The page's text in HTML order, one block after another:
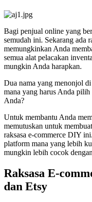
Bagi penjual online yang
semudah ini. Sekarang ada
memungkinkan Anda
semua alat pelacakan
mungkin Anda harapkan.
Dua nama yang menonjol
mana yang harus Anda
Anda?
Untuk membantu Anda
memutuskan untuk
raksasa e-commerce DIY
platform mana yang lebih
mungkin lebih cocok
Raksasa E-
dan Etsy